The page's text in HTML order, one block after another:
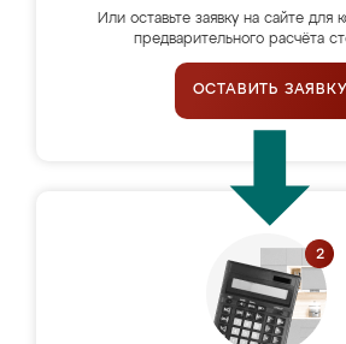
Или оставьте заявку на сайте для
предварительного расчёта
ОСТАВИТЬ ЗАЯВКУ